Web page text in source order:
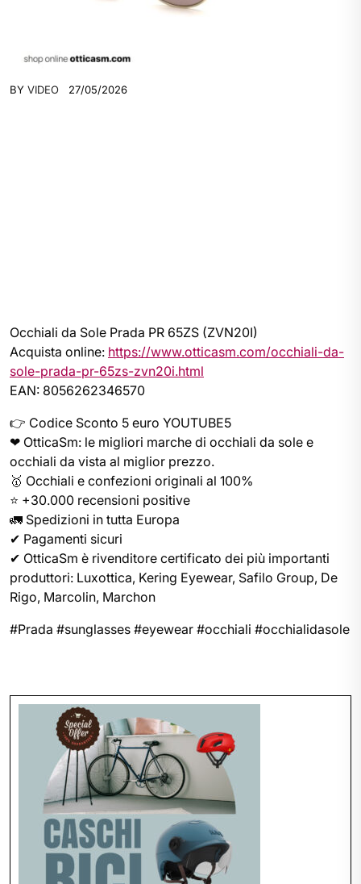
BY VIDEO 27/05/2026
Occhiali da Sole Prada PR 65ZS (ZVN20I)
Acquista online: https://www.otticasm.com/occhiali-da-
sole-prada-pr-65zs-zvn20i.html
EAN: 8056262346570
👉 Codice Sconto 5 euro YOUTUBE5
❤ OtticaSm: le migliori marche di occhiali da sole e
occhiali da vista al miglior prezzo.
🥇 Occhiali e confezioni originali al 100%
⭐ +30.000 recensioni positive
🚛 Spedizioni in tutta Europa
✔ Pagamenti sicuri
✔ OtticaSm è rivenditore certificato dei più importanti
produttori: Luxottica, Kering Eyewear, Safilo Group, De
Rigo, Marcolin, Marchon
#Prada #sunglasses #eyewear #occhiali #occhialidasole
articoli